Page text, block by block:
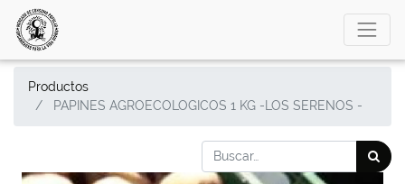
Productos
PAPINES AGROECOLOGICOS 1 KG -LOS SERENOS -